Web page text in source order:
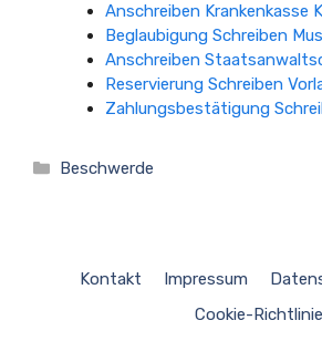
Anschreiben Krankenkasse
Beglaubigung Schreiben
Anschreiben
Reservierung Schreiben
Zahlungsbestätigung
Kategorien
Beschwerde
Kontakt Impressum
Cookie-Richtlinie